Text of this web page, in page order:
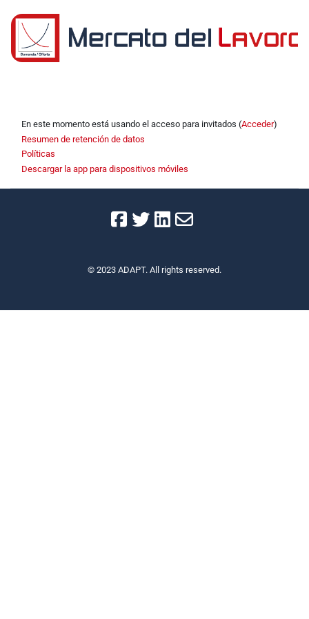
Perfilado de sección
En este momento está usando el acceso para invitados (Acceder)
Resumen de retención de datos
Políticas
Descargar la app para dispositivos móviles
© 2023 ADAPT. All rights reserved.